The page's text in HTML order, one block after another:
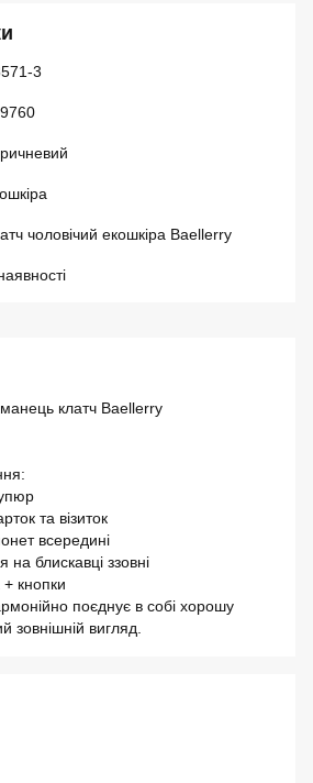
3
чоловічий екошкіра Baellerry
клатч Baellerry
та візиток
всередині
на блискавці ззовні
+ кнопки
поєднує в собі хорошу
зовнішній вигляд.